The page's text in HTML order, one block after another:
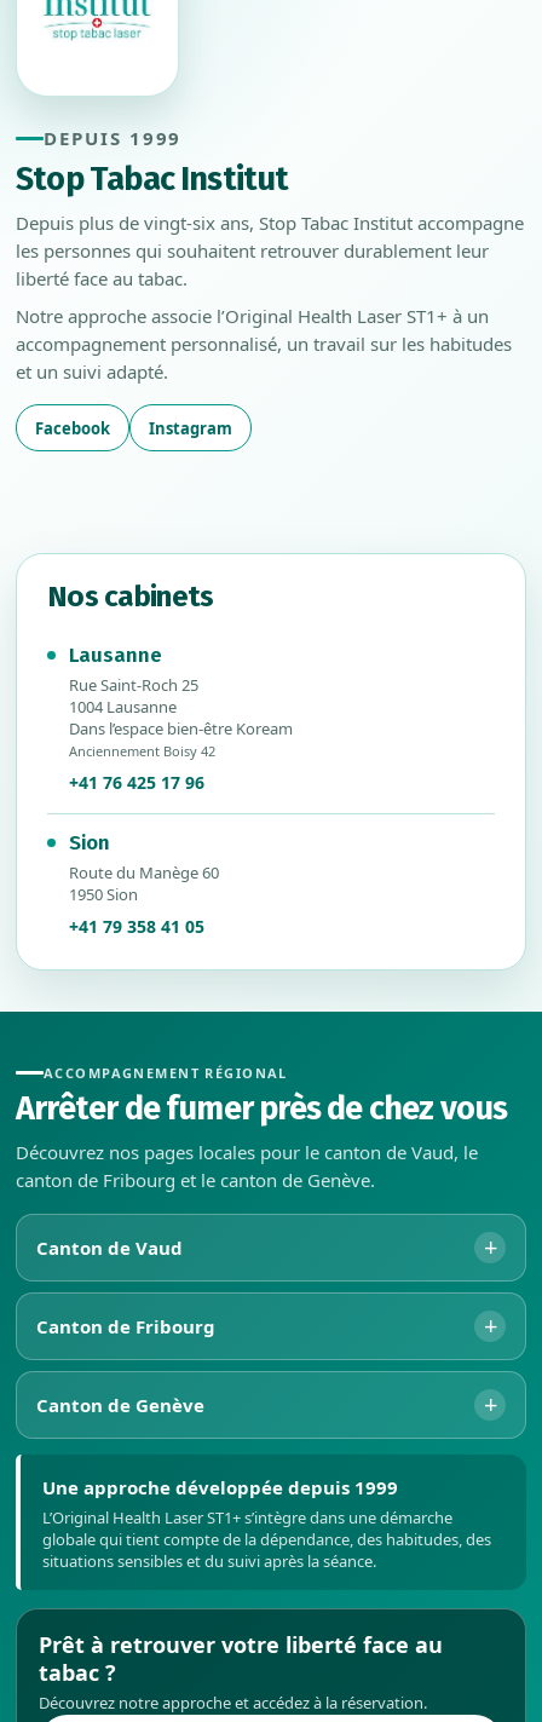
DEPUIS 1999
Stop Tabac Institut
Depuis plus de vingt-six ans, Stop Tabac Institut accompagne
les personnes qui souhaitent retrouver durablement leur
liberté face au tabac.
Notre approche associe l’Original Health Laser ST1+ à un
accompagnement personnalisé, un travail sur les habitudes
et un suivi adapté.
Facebook Instagram
Nos cabinets
Lausanne
Rue Saint-Roch 25
1004 Lausanne
Dans l’espace bien-être Koream
Anciennement Boisy 42
+41 76 425 17 96
Sion
Route du Manège 60
1950 Sion
+41 79 358 41 05
ACCOMPAGNEMENT RÉGIONAL
Arrêter de fumer près de chez vous
Découvrez nos pages locales pour le canton de Vaud, le
canton de Fribourg et le canton de Genève.
Canton de Vaud +
Canton de Fribourg +
Canton de Genève +
Une approche développée depuis 1999
L’Original Health Laser ST1+ s’intègre dans une démarche
globale qui tient compte de la dépendance, des habitudes, des
situations sensibles et du suivi après la séance.
Prêt à retrouver votre liberté face au
tabac ?
Découvrez notre approche et accédez à la réservation.